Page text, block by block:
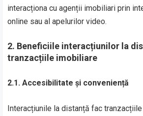
interacționa cu agenții imobiliari prin
online sau al apelurilor video.
2. Beneficiile interacțiunilor la
tranzacțiile imobiliare
2.1. Accesibilitate și conveniență
Interacțiunile la distanță fac